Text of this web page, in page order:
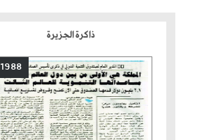
ذاكرة الجزيرة
1988